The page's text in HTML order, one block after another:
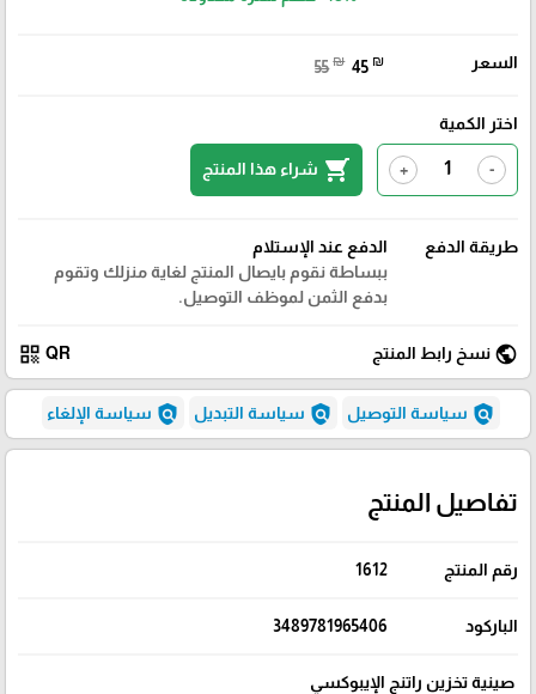
السعر 55 ₪ 45 ₪
اختر الكمية
-
+
shopping_cart شراء هذا المنتج
طريقة الدفع
الدفع عند الإستلام
ببساطة نقوم بايصال المنتج لغاية منزلك وتقوم
بدفع الثمن لموظف التوصيل.
public نسخ رابط المنتج QR
qr_code
policy سياسة التوصيل policy سياسة التبديل policy سياسة الإلغاء
تفاصيل المنتج
رقم المنتج 1612
الباركود 3489781965406
صينية تخزين راتنج الإيبوكسي